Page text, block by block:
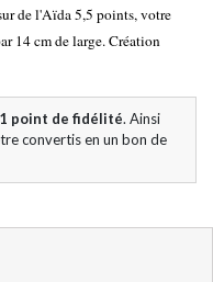
de l'Aïda 5,5 points, votre
14 cm de large. Création
1 point de fidélité. Ainsi
convertis en un bon de